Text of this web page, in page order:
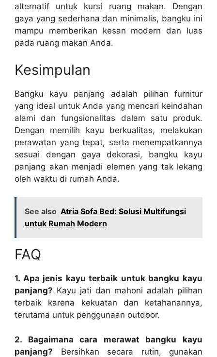
alternatif untuk kursi ruang makan. Dengan
gaya yang sederhana dan minimalis, bangku ini
mampu memberikan kesan modern dan luas
pada ruang makan Anda.
Kesimpulan
Bangku kayu panjang adalah pilihan furnitur
yang ideal untuk Anda yang mencari keindahan
alami dan fungsionalitas dalam satu produk.
Dengan memilih kayu berkualitas, melakukan
perawatan yang tepat, serta menempatkannya
sesuai dengan gaya dekorasi, bangku kayu
panjang akan menjadi elemen yang tak lekang
oleh waktu di rumah Anda.
See also Atria Sofa Bed: Solusi Multifungsi
untuk Rumah Modern
FAQ
1. Apa jenis kayu terbaik untuk bangku kayu
panjang? Kayu jati dan mahoni adalah pilihan
terbaik karena kekuatan dan ketahanannya,
terutama untuk penggunaan outdoor.
2. Bagaimana cara merawat bangku kayu
panjang? Bersihkan secara rutin, gunakan